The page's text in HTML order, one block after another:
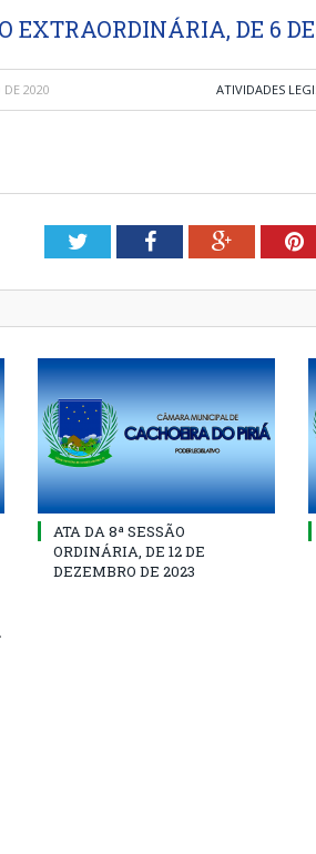
EXTRAORDINÁRIA, DE 6
DE 2020 ATIVIDADES
TwitterFacebookGoogle+
ATA DA 8ª SESSÃO
ORDINÁRIA, DE 12 DE
DEZEMBRO DE 2023